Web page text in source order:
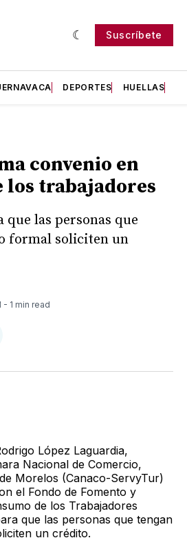
Suscríbete
DEPORTES HUELLAS
convenio en
los trabajadores
que las personas que
formal soliciten un
- 1 min read
López Laguardia,
Nacional de Comercio,
Morelos (Canaco-ServyTur)
el Fondo de Fomento y
de los Trabajadores
que las personas que tengan
un crédito.